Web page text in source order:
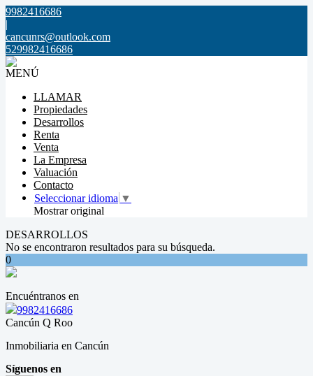
9982416686
|
cancunrs@outlook.com
529982416686
MENÚ
LLAMAR
Propiedades
Desarrollos
Renta
Venta
La Empresa
Valuación
Contacto
Seleccionar idioma ▼
Mostrar original
DESARROLLOS
No se encontraron resultados para su búsqueda.
0
Encuéntranos en
9982416686
Cancún Q Roo
Inmobiliaria en Cancún
Síguenos en